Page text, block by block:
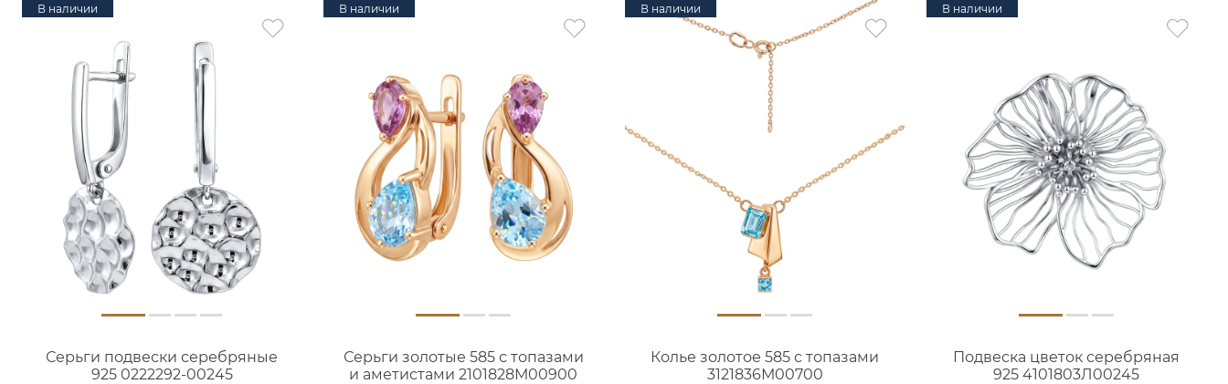
В наличии
Серьги подвески серебряные
925 0222292-00245
В наличии
Серьги золотые 585 с топазами
и аметистами 2101828М00900
В наличии
Колье золотое 585 с топазами
3121836М00700
В наличии
Подвеска цветок серебряная
925 4101803Л00245